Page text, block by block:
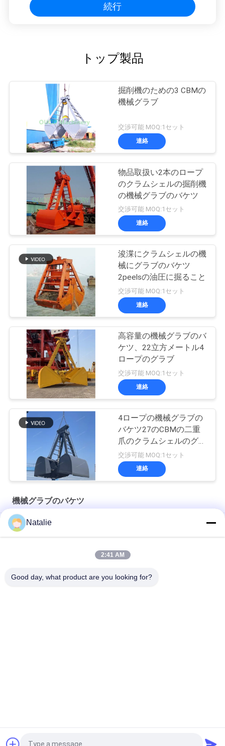
続行
トップ製品
掘削機のための3 CBMの
機械グラブ
交渉可能 MOQ:1セット
連絡
物品取扱い2本のロープ
のクラムシェルの掘削機
の機械グラブのバケツ
交渉可能 MOQ:1セット
連絡
浚渫にクラムシェルの機
械にグラブのバケツ
2peelsの油圧に掘ること
交渉可能 MOQ:1セット
連絡
高容量の機械グラブのバ
ケツ、22立方メートル4
ロープのグラブ
交渉可能 MOQ:1セット
連絡
4ロープの機械グラブの
バケツ27のCBMの二重
爪のクラムシェルのグラ
ブ
交渉可能 MOQ:1セット
連絡
機械グラブのバケツ
浚渫油圧クラムシェルのグラブ
Natalie
2:41 AM
Good day, what product are you looking for?